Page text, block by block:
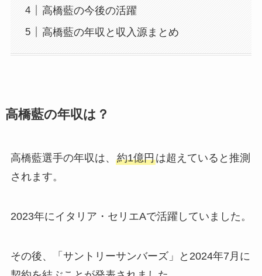
高橋藍の今後の活躍
高橋藍の年収と収入源まとめ
高橋藍の年収は？
高橋藍選手の年収は、 約1億円は超えていると推測
されます。
2023年にイタリア・セリエAで活躍していました。
その後、「サントリーサンバーズ」と2024年7月に